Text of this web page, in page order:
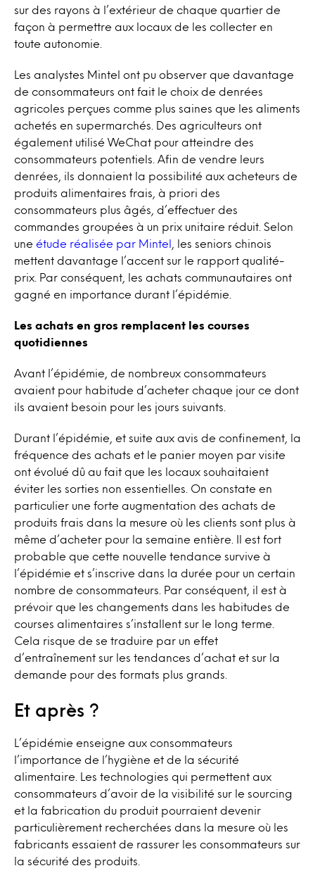
sur des rayons à l’extérieur de chaque quartier de
façon à permettre aux locaux de les collecter en
toute autonomie.
Les analystes Mintel ont pu observer que davantage
de consommateurs ont fait le choix de denrées
agricoles perçues comme plus saines que les aliments
achetés en supermarchés. Des agriculteurs ont
également utilisé WeChat pour atteindre des
consommateurs potentiels. Afin de vendre leurs
denrées, ils donnaient la possibilité aux acheteurs de
produits alimentaires frais, à priori des
consommateurs plus âgés, d’effectuer des
commandes groupées à un prix unitaire réduit. Selon
une étude réalisée par Mintel
, les seniors chinois
mettent davantage l’accent sur le rapport qualité-
prix. Par conséquent, les achats communautaires ont
gagné en importance durant l’épidémie.
Les achats en gros remplacent les courses
quotidiennes
Avant l’épidémie, de nombreux consommateurs
avaient pour habitude d’acheter chaque jour ce dont
ils avaient besoin pour les jours suivants.
Durant l’épidémie, et suite aux avis de confinement, la
fréquence des achats et le panier moyen par visite
ont évolué dû au fait que les locaux souhaitaient
éviter les sorties non essentielles. On constate en
particulier une forte augmentation des achats de
produits frais dans la mesure où les clients sont plus à
même d’acheter pour la semaine entière. Il est fort
probable que cette nouvelle tendance survive à
l’épidémie et s’inscrive dans la durée pour un certain
nombre de consommateurs. Par conséquent, il est à
prévoir que les changements dans les habitudes de
courses alimentaires s’installent sur le long terme.
Cela risque de se traduire par un effet
d’entraînement sur les tendances d’achat et sur la
demande pour des formats plus grands.
Et après ?
L’épidémie enseigne aux consommateurs
l’importance de l’hygiène et de la sécurité
alimentaire. Les technologies qui permettent aux
consommateurs d’avoir de la visibilité sur le sourcing
et la fabrication du produit pourraient devenir
particulièrement recherchées dans la mesure où les
fabricants essaient de rassurer les consommateurs sur
la sécurité des produits.